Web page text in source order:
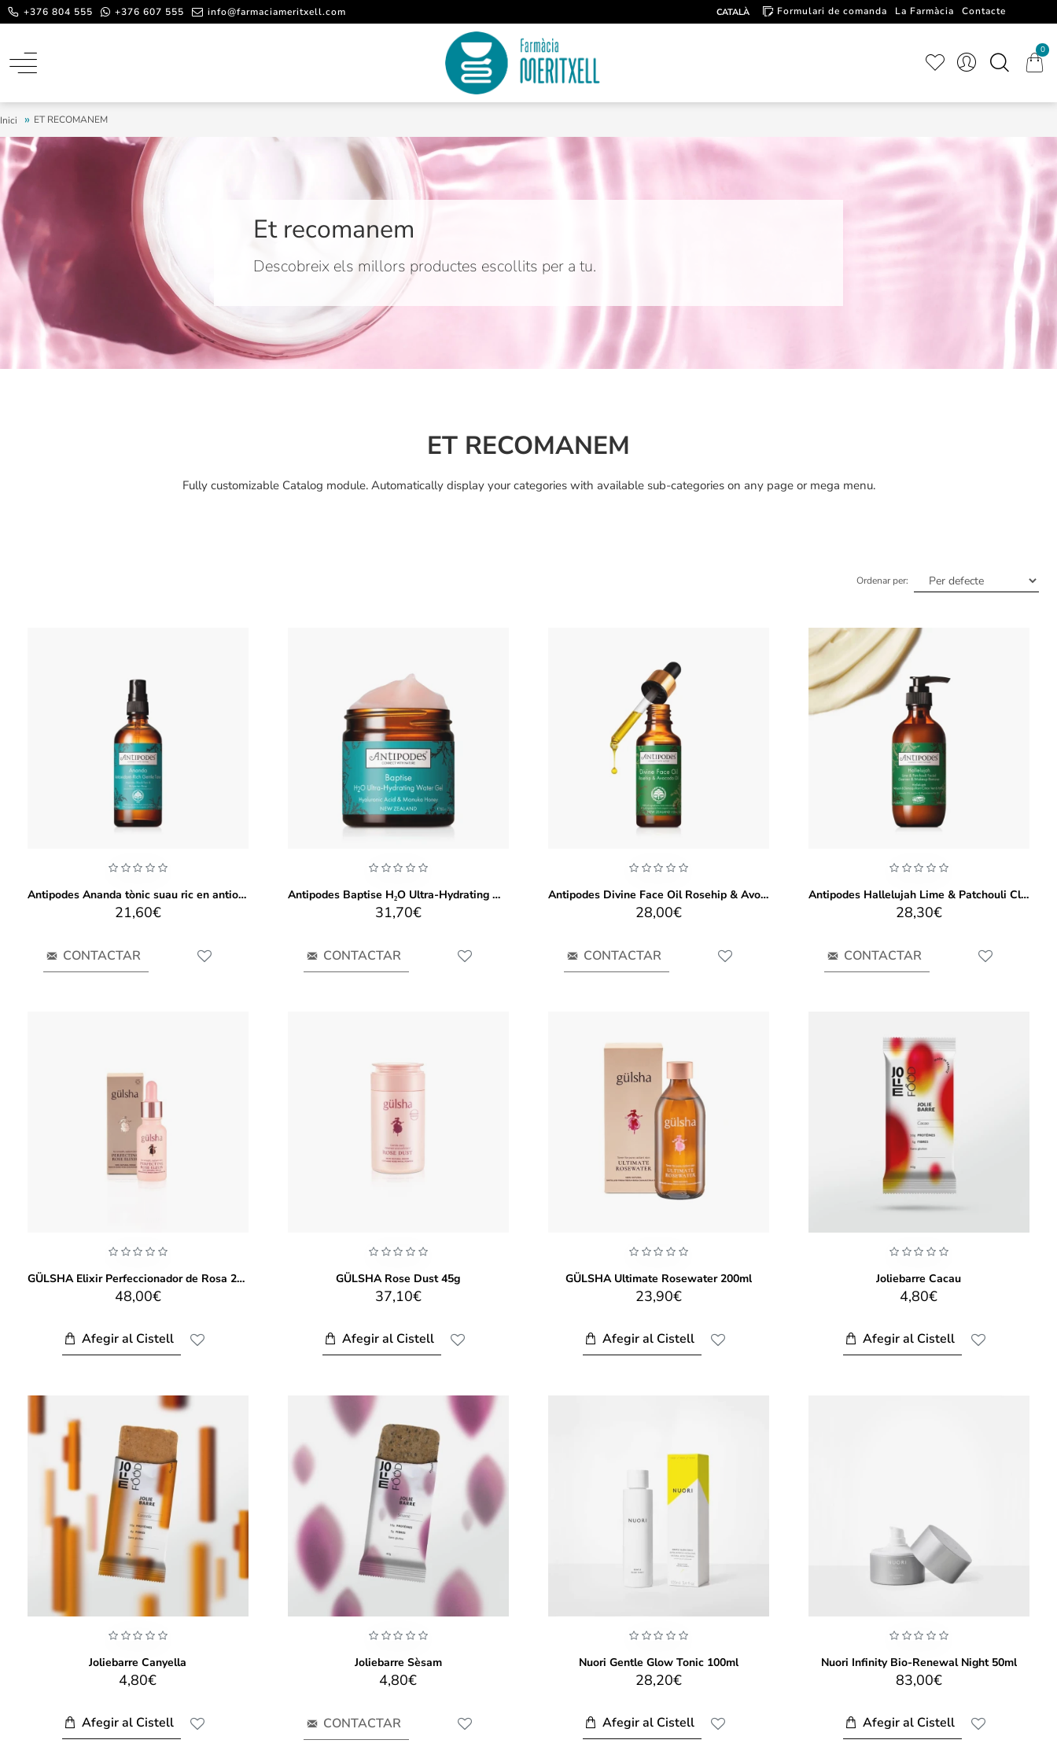
+376 804 555 +376 607 555 info@farmaciameritxell.com CATALÀ Formulari de comanda La Farmàcia
Contacte
0
Inici ET RECOMANEM
Et recomanem
Descobreix els millors productes escollits per a tu.
ET RECOMANEM
Fully customizable Catalog module. Automatically display your categories with available sub-categories on any page or mega menu.
Ordenar per:
Antipodes Ananda tònic suau ric en antioxidants 100ml
21,60€
CONTACTAR
Antipodes Baptise H₂O Ultra-Hydrating Water Gel 60ml
31,70€
CONTACTAR
Antipodes Divine Face Oil Rosehip & Avocado Oil 30ml
28,00€
CONTACTAR
Antipodes Hallelujah Lime & Patchouli Cleanser & Makeup Remover 200ml
28,30€
CONTACTAR
GÜLSHA Elixir Perfeccionador de Rosa 20ml
48,00€
Afegir al Cistell
GÜLSHA Rose Dust 45g
37,10€
Afegir al Cistell
GÜLSHA Ultimate Rosewater 200ml
23,90€
Afegir al Cistell
Joliebarre Cacau
4,80€
Afegir al Cistell
Joliebarre Canyella
4,80€
Afegir al Cistell
Joliebarre Sèsam
4,80€
CONTACTAR
Nuori Gentle Glow Tonic 100ml
28,20€
Afegir al Cistell
Nuori Infinity Bio-Renewal Night 50ml
83,00€
Afegir al Cistell